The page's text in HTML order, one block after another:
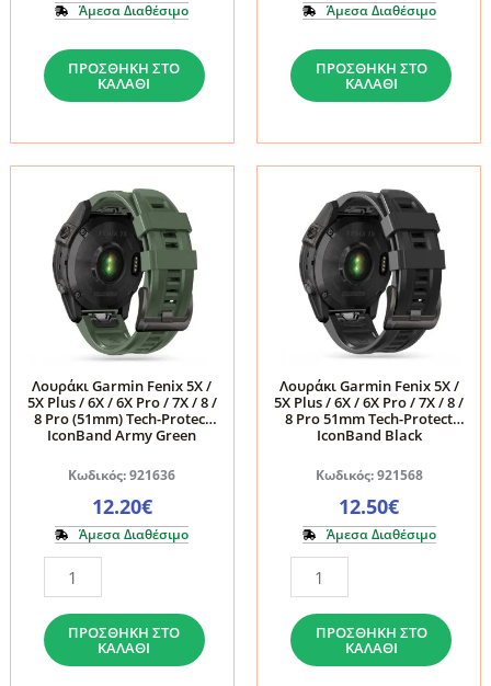
Nylon
Pro
Military
Green
ποσότητα
Άμεσα Διαθέσιμο
Λουράκι
Garmin
Fenix
/
Plus
6X
/
7X
/
Pro
51mm
Tech-
Protect
IconBand
ΠΡΟΣΘΉΚΗ ΣΤΟ
ΚΑΛΆΘΙ
Άμεσα Διαθέσιμο
Λουράκι
Garmin
Fenix
/
Plus
6X
/
7X
Pro
51mm
Tech-
Protect
IconBand
ΠΡΟΣΘΉΚΗ ΣΤΟ
ΚΑΛΆΘΙ
Λουράκι Garmin Fenix 5X /
5X Plus / 6X / 6X Pro / 7X / 8 /
8 Pro (51mm) Tech-Protect
IconBand Army Green
Κωδικός: 921636
12.20€
Άμεσα Διαθέσιμο
Λουράκι
Garmin
Fenix
5X
ΠΡΟΣΘΉΚΗ ΣΤΟ
ΚΑΛΆΘΙ
Λουράκι Garmin Fenix 5X /
5X Plus / 6X / 6X Pro / 7X / 8 /
8 Pro 51mm Tech-Protect
IconBand Black
Κωδικός: 921568
12.50€
Άμεσα Διαθέσιμο
Λουράκι
Garmin
Fenix
5X
ΠΡΟΣΘΉΚΗ ΣΤΟ
ΚΑΛΆΘΙ